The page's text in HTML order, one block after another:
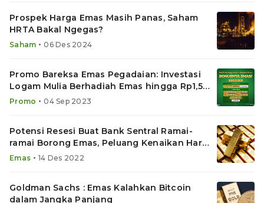
Prospek Harga Emas Masih Panas, Saham
HRTA Bakal Ngegas?
Saham • 06 Des 2024
Promo Bareksa Emas Pegadaian: Investasi
Logam Mulia Berhadiah Emas hingga Rp1,5
Juta
Promo • 04 Sep 2023
Potensi Resesi Buat Bank Sentral Ramai-
ramai Borong Emas, Peluang Kenaikan Harga
Logam Mulia?
Emas • 14 Des 2022
Goldman Sachs : Emas Kalahkan Bitcoin
dalam Jangka Panjang